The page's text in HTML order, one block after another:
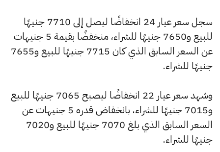
سجل سعر عيار 24 انخفاضًا ليصل إلى 7710 جنيهًا
للبيع و7650 جنيهًا للشراء، منخفضًا بقيمة 5 جنيهات
عن السعر السابق الذي كان 7715 جنيهًا للبيع و7655
جنيهًا للشراء.
وشهد سعر عيار 22 انخفاضًا ليصبح 7065 جنيهًا للبيع
و7015 جنيهًا للشراء، بانخفاض قدره 5 جنيهات عن
السعر السابق الذي بلغ 7070 جنيهًا للبيع و7020
جنيهًا للشراء.